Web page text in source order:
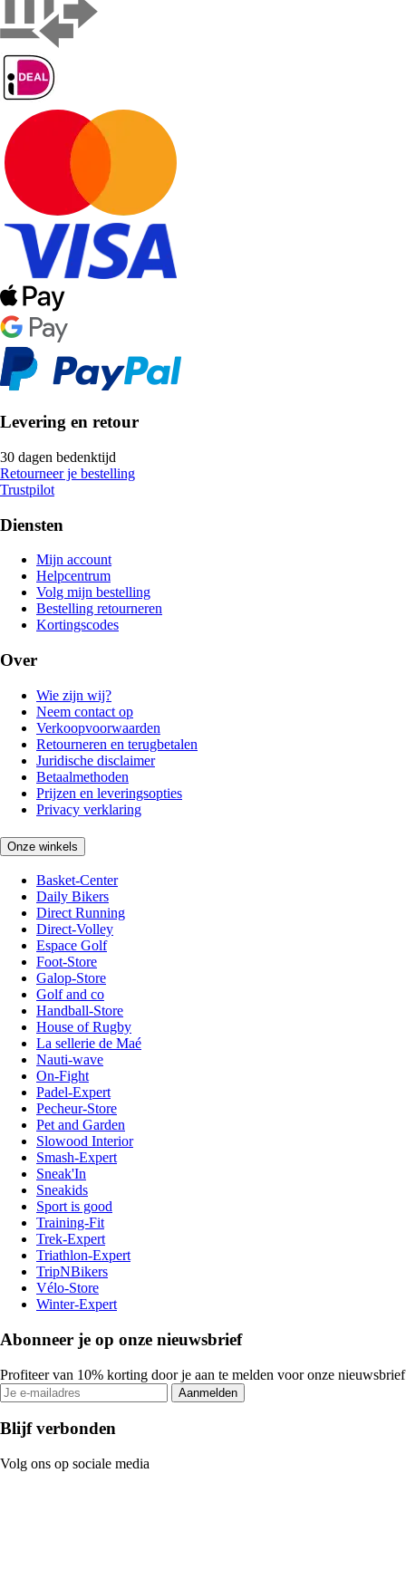
Levering en retour
30 dagen bedenktijd
Retourneer je bestelling
Trustpilot
Diensten
Mijn account
Helpcentrum
Volg mijn bestelling
Bestelling retourneren
Kortingscodes
Over
Wie zijn wij?
Neem contact op
Verkoopvoorwaarden
Retourneren en terugbetalen
Juridische disclaimer
Betaalmethoden
Prijzen en leveringsopties
Privacy verklaring
Onze winkels
Basket-Center
Daily Bikers
Direct Running
Direct-Volley
Espace Golf
Foot-Store
Galop-Store
Golf and co
Handball-Store
House of Rugby
La sellerie de Maé
Nauti-wave
On-Fight
Padel-Expert
Pecheur-Store
Pet and Garden
Slowood Interior
Smash-Expert
Sneak'In
Sneakids
Sport is good
Training-Fit
Trek-Expert
Triathlon-Expert
TripNBikers
Vélo-Store
Winter-Expert
Abonneer je op onze nieuwsbrief
Profiteer van 10% korting door je aan te melden voor onze nieuwsbrief
Aanmelden
Blijf verbonden
Volg ons op sociale media